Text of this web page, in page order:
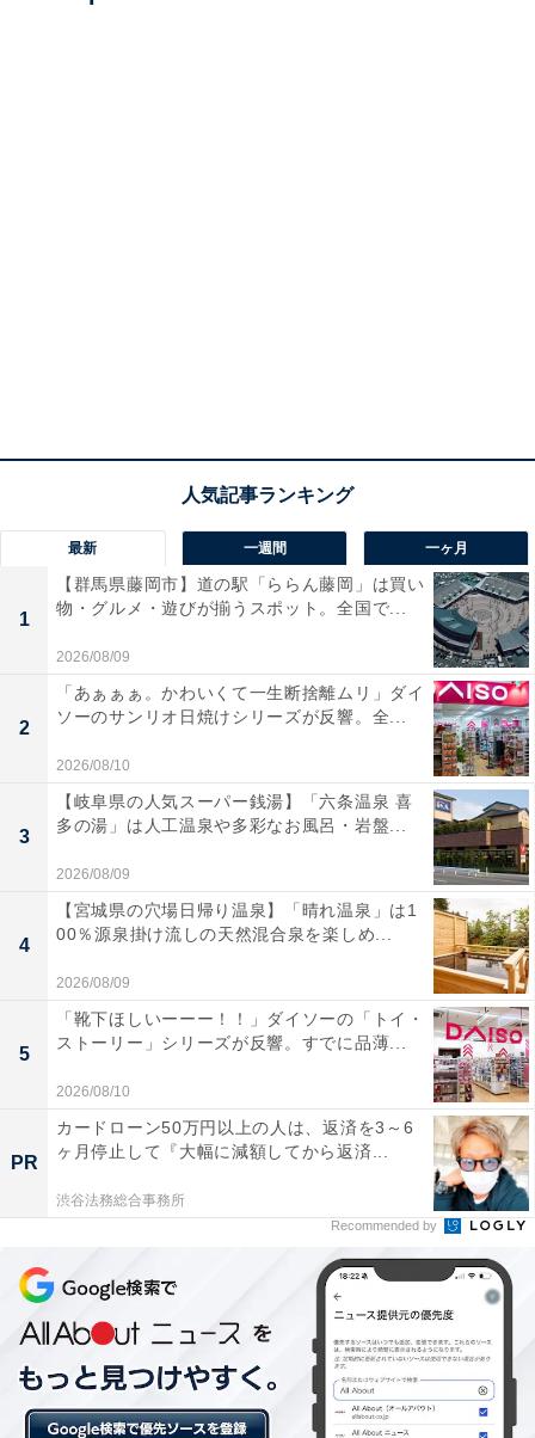
最新 一週間 一ヶ月
1
【群馬県藤岡市】道の駅「ららん藤岡」は買い
物・グルメ・遊びが揃うスポット。全国で...
2026/08/09
2
「あぁぁぁ。かわいくて一生断捨離ムリ」ダイ
ソーのサンリオ日焼けシリーズが反響。全...
2026/08/10
3
【岐阜県の人気スーパー銭湯】「六条温泉 喜
多の湯」は人工温泉や多彩なお風呂・岩盤...
2026/08/09
4
【宮城県の穴場日帰り温泉】「晴れ温泉」は1
00％源泉掛け流しの天然混合泉を楽しめ...
2026/08/09
5
「靴下ほしいーーー！！」ダイソーの「トイ・
ストーリー」シリーズが反響。すでに品薄...
2026/08/10
PR
カードローン50万円以上の人は、返済を3～6
ヶ月停止して『大幅に減額してから返済...
渋谷法務総合事務所
Recommended by